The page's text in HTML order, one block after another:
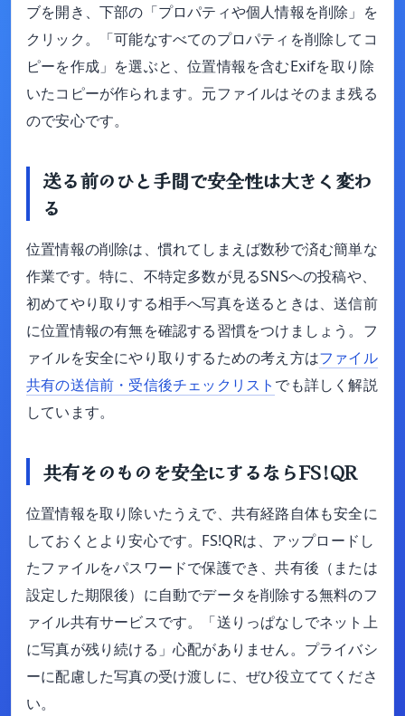
ブを開き、下部の「プロパティや個人情報を削除」を
クリック。「可能なすべてのプロパティを削除してコ
ピーを作成」を選ぶと、位置情報を含むExifを取り除
いたコピーが作られます。元ファイルはそのまま残る
ので安心です。
送る前のひと手間で安全性は大きく変わ
る
位置情報の削除は、慣れてしまえば数秒で済む簡単な
作業です。特に、不特定多数が見るSNSへの投稿や、
初めてやり取りする相手へ写真を送るときは、送信前
に位置情報の有無を確認する習慣をつけましょう。フ
ァイルを安全にやり取りするための考え方はファイル
共有の送信前・受信後チェックリスト でも詳しく解説
しています。
共有そのものを安全にするならFS!QR
位置情報を取り除いたうえで、共有経路自体も安全に
しておくとより安心です。FS!QRは、アップロードし
たファイルをパスワードで保護でき、共有後（または
設定した期限後）に自動でデータを削除する無料のフ
ァイル共有サービスです。「送りっぱなしでネット上
に写真が残り続ける」心配がありません。プライバシ
ーに配慮した写真の受け渡しに、ぜひ役立ててくださ
い。